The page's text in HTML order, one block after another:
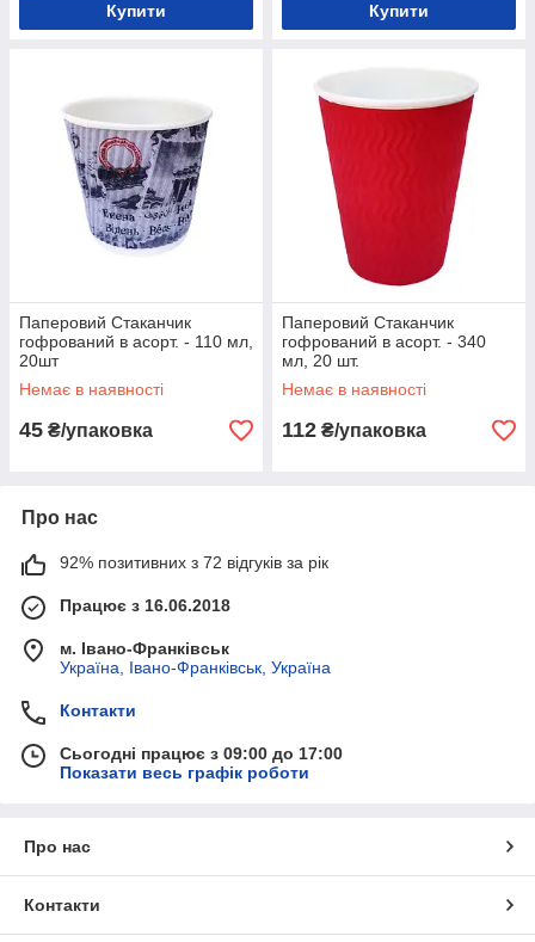
Купити Купити
Паперовий Стаканчик
гофрований в асорт. - 110 мл,
20шт
Немає в наявності
45 ₴/упаковка
Паперовий Стаканчик
гофрований в асорт. - 340
мл, 20 шт.
Немає в наявності
112 ₴/упаковка
Про нас
92% позитивних з 72 відгуків за рік
Працює з 16.06.2018
м. Івано-Франківськ
Україна, Івано-Франківськ, Україна
Контакти
Сьогодні працює з 09:00 до 17:00
Показати весь графік роботи
Про нас
Контакти